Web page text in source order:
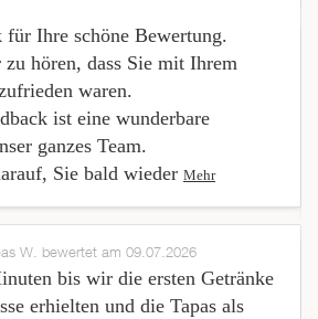
Ihre schöne Bewertung.
zu hören, dass Sie mit Ihrem
waren.
ist eine wunderbare
ganzes Team.
Sie bald wieder Mehr
W. bewertet am 09.07.2026
bis wir die ersten Getränke
erhielten und die Tapas als